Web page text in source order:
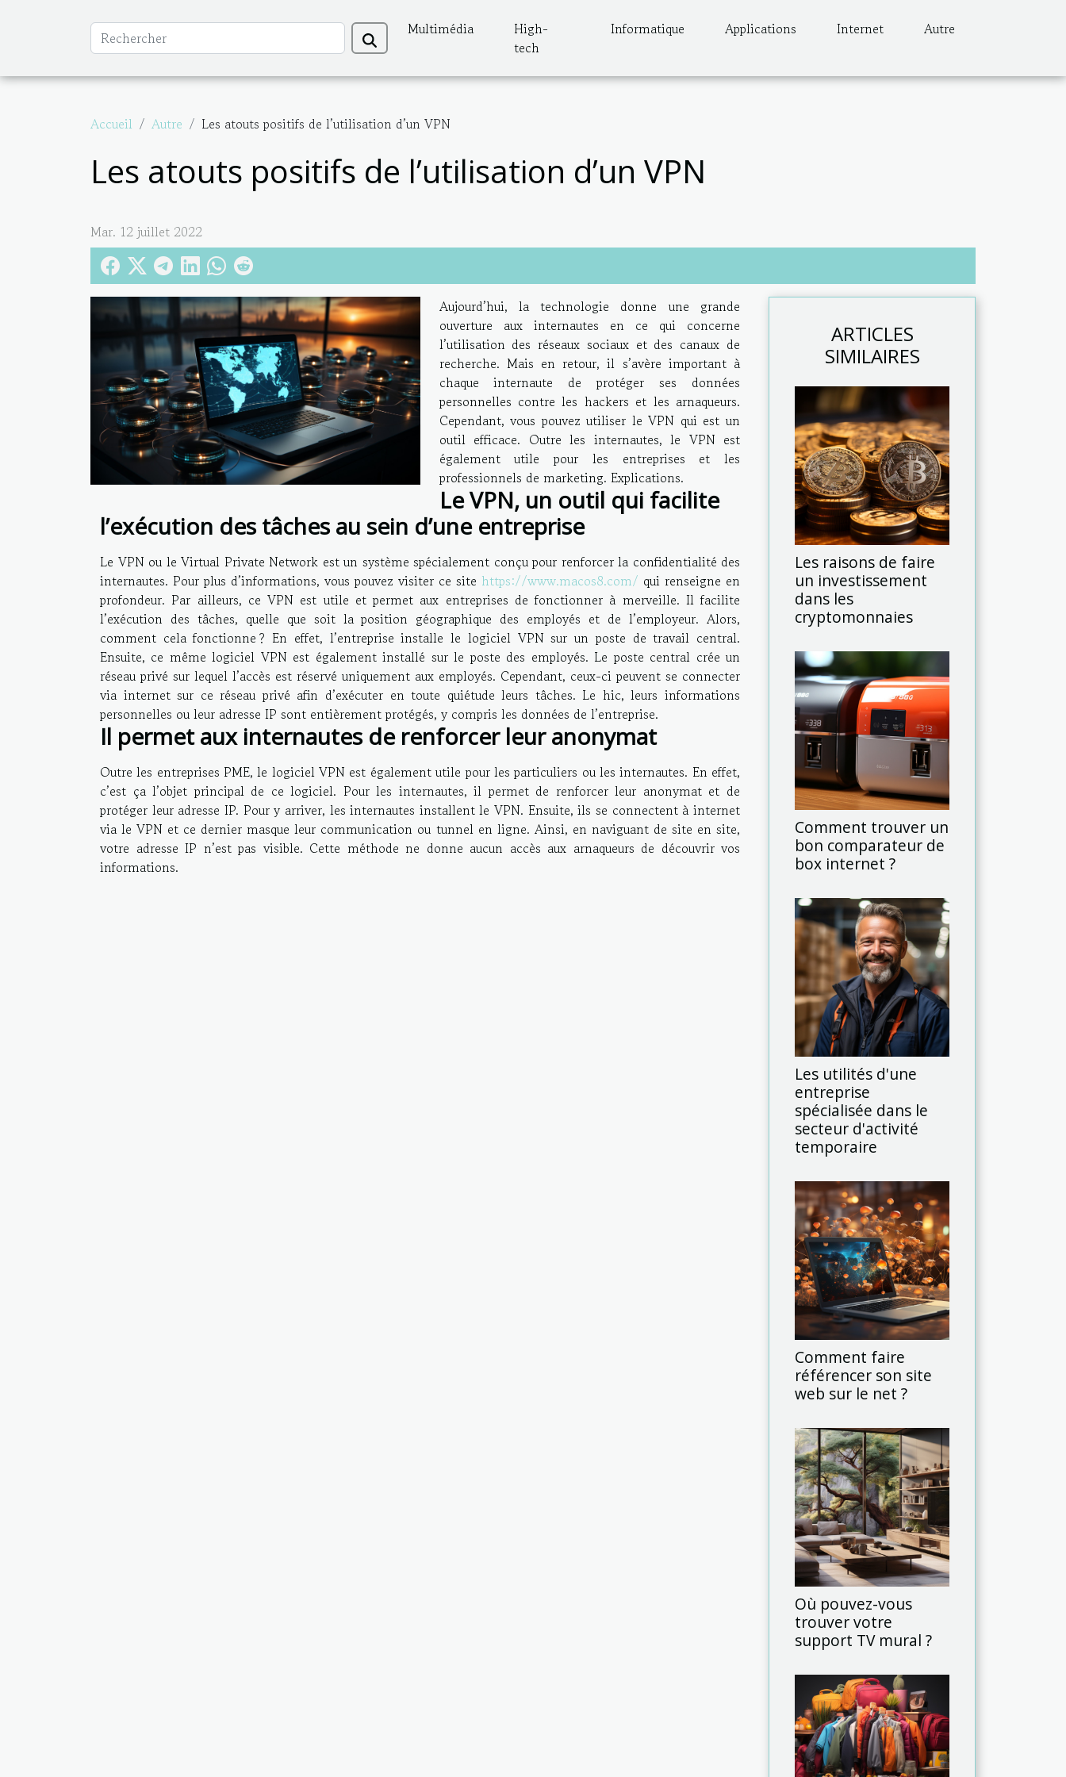
Multimédia
High-
tech
Informatique Applications Internet Autre
Accueil Autre Les atouts positifs de l’utilisation d’un VPN
Les atouts positifs de l’utilisation d’un VPN
Mar. 12 juillet 2022
Aujourd’hui, la technologie donne une grande
ouverture aux internautes en ce qui concerne
l’utilisation des réseaux sociaux et des canaux de
recherche. Mais en retour, il s’avère important à
chaque internaute de protéger ses données
personnelles contre les hackers et les arnaqueurs.
Cependant, vous pouvez utiliser le VPN qui est un
outil efficace. Outre les internautes, le VPN est
également utile pour les entreprises et les
professionnels de marketing. Explications.
Le VPN, un outil qui facilite
l’exécution des tâches au sein d’une entreprise
Le VPN ou le Virtual Private Network est un système spécialement conçu pour renforcer la confidentialité des
internautes. Pour plus d’informations, vous pouvez visiter ce site https://www.macos8.com/ qui renseigne en
profondeur. Par ailleurs, ce VPN est utile et permet aux entreprises de fonctionner à merveille. Il facilite
l’exécution des tâches, quelle que soit la position géographique des employés et de l’employeur. Alors,
comment cela fonctionne ? En effet, l’entreprise installe le logiciel VPN sur un poste de travail central.
Ensuite, ce même logiciel VPN est également installé sur le poste des employés. Le poste central crée un
réseau privé sur lequel l’accès est réservé uniquement aux employés. Cependant, ceux-ci peuvent se connecter
via internet sur ce réseau privé afin d’exécuter en toute quiétude leurs tâches. Le hic, leurs informations
personnelles ou leur adresse IP sont entièrement protégés, y compris les données de l’entreprise.
Il permet aux internautes de renforcer leur anonymat
Outre les entreprises PME, le logiciel VPN est également utile pour les particuliers ou les internautes. En effet,
c’est ça l’objet principal de ce logiciel. Pour les internautes, il permet de renforcer leur anonymat et de
protéger leur adresse IP. Pour y arriver, les internautes installent le VPN. Ensuite, ils se connectent à internet
via le VPN et ce dernier masque leur communication ou tunnel en ligne. Ainsi, en naviguant de site en site,
votre adresse IP n’est pas visible. Cette méthode ne donne aucun accès aux arnaqueurs de découvrir vos
informations.
ARTICLES
SIMILAIRES
Les raisons de faire
un investissement
dans les
cryptomonnaies
Comment trouver un
bon comparateur de
box internet ?
Les utilités d'une
entreprise
spécialisée dans le
secteur d'activité
temporaire
Comment faire
référencer son site
web sur le net ?
Où pouvez-vous
trouver votre
support TV mural ?